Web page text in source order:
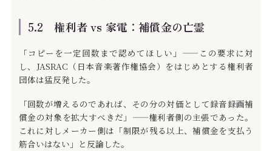
5.2 権利者 vs 家電：補償金の亡霊
「コピーを一定回数まで認めてほしい」——この要求に対
し、JASRAC（日本音楽著作権協会）をはじめとする権利者
団体は猛反発した。
「回数が増えるのであれば、その分の対価として録音録画補
償金の対象を拡大すべきだ」——権利者側の主張であった。
これに対しメーカー側は「制限が残る以上、補償金を支払う
筋合いはない」と反論した。